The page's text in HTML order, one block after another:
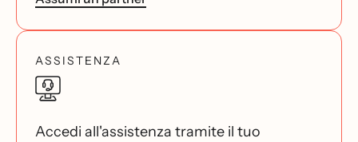
ASSISTENZA
Accedi all'assistenza tramite il tuo